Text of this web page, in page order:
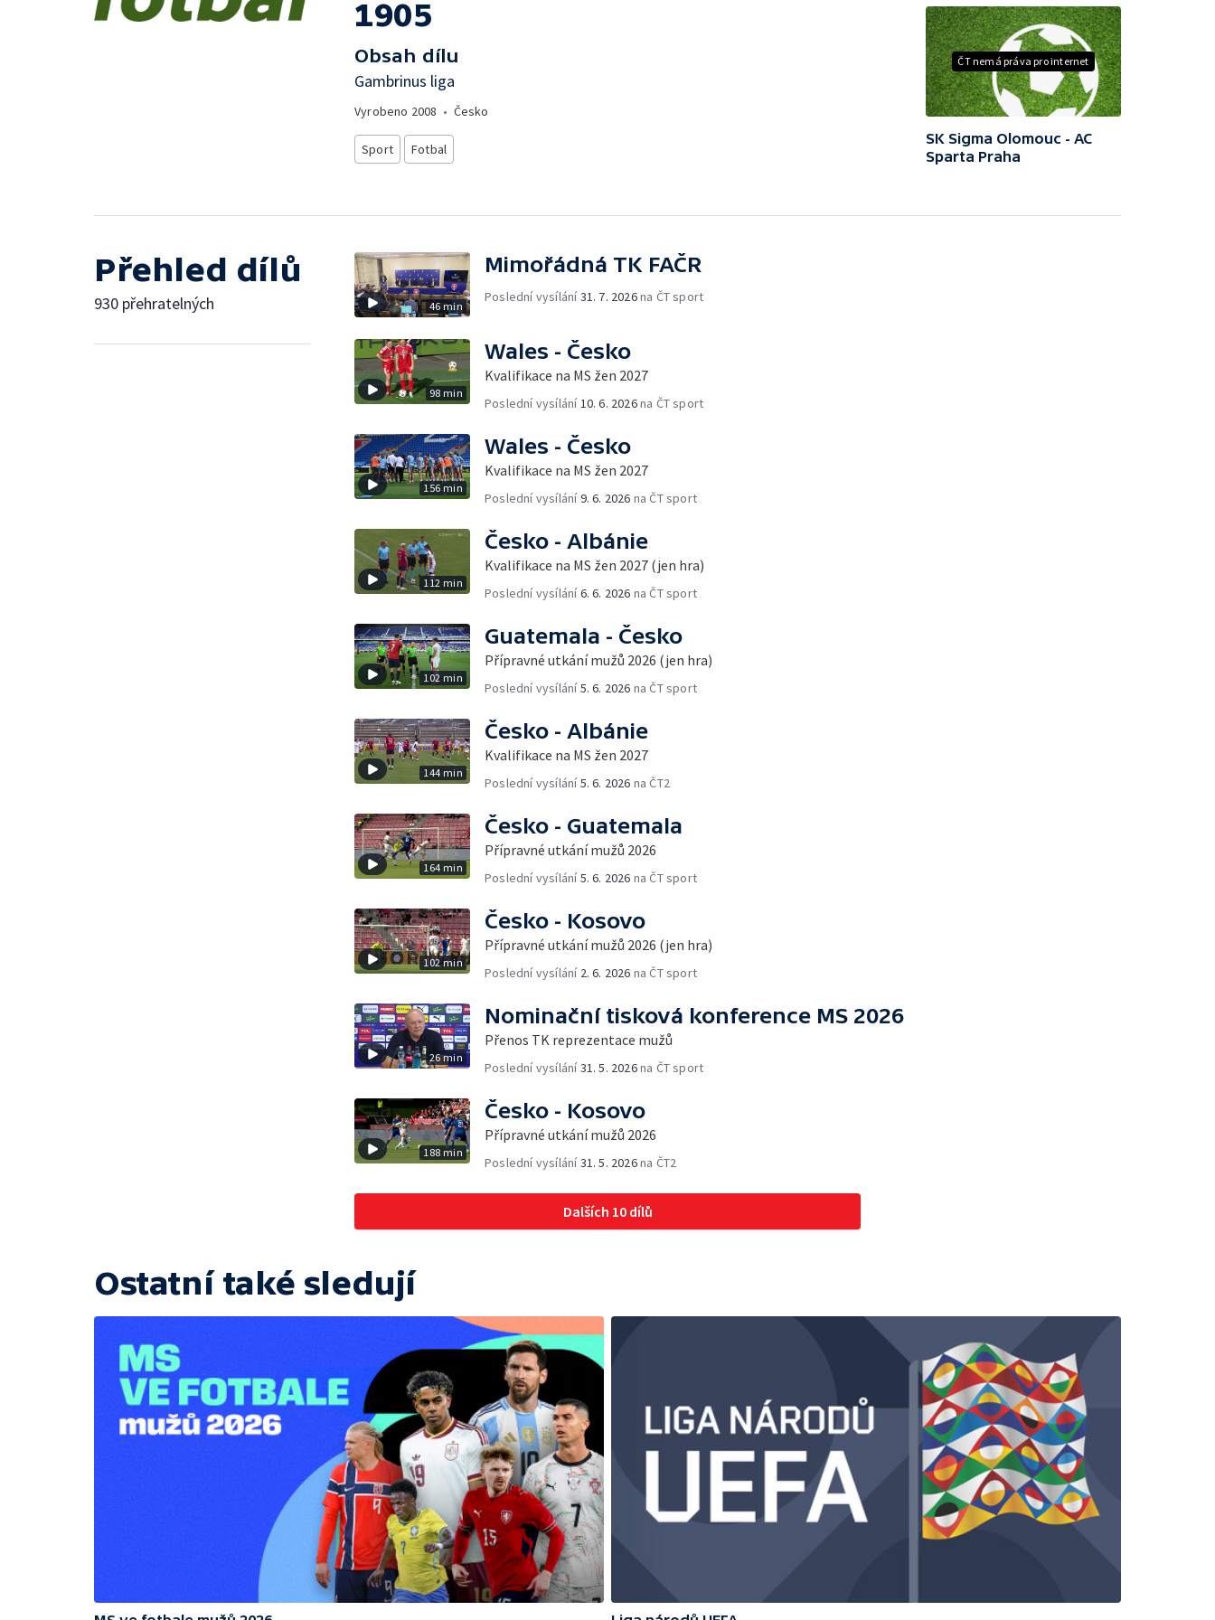
1905
Obsah dílu
Gambrinus liga
Vyrobeno 2008 • Česko
Sport Fotbal
ČT nemá práva pro internet
SK Sigma Olomouc - AC
Sparta Praha
Přehled dílů
930 přehratelných 46 min
Mimořádná TK FAČR
Poslední vysílání31. 7. 2026na ČT sport
98 min
Wales - Česko
Kvalifikace na MS žen 2027
Poslední vysílání 10. 6. 2026na ČT sport
156 min
Wales - Česko
Kvalifikace na MS žen 2027
Poslední vysílání9. 6. 2026 na ČT sport
112 min
Česko - Albánie
Kvalifikace na MS žen 2027 (jen hra)
Poslední vysílání6. 6. 2026 na ČT sport
102 min
Guatemala - Česko
Přípravné utkání mužů 2026 (jen hra)
Poslední vysílání5. 6. 2026 na ČT sport
144 min
Česko - Albánie
Kvalifikace na MS žen 2027
Poslední vysílání5. 6. 2026 na ČT2
164 min
Česko - Guatemala
Přípravné utkání mužů 2026
Poslední vysílání5. 6. 2026 na ČT sport
102 min
Česko - Kosovo
Přípravné utkání mužů 2026 (jen hra)
Poslední vysílání 2. 6. 2026 na ČT sport
26 min
Nominační tisková konference MS 2026
Přenos TK reprezentace mužů
Poslední vysílání31. 5. 2026na ČT sport
188 min
Česko - Kosovo
Přípravné utkání mužů 2026
Poslední vysílání31. 5. 2026na ČT2
Dalších 10 dílů
Ostatní také sledují